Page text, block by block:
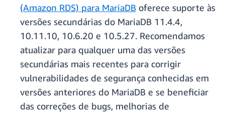
(Amazon RDS) para MariaDB oferece suporte às
versões secundárias do MariaDB 11.4.4,
10.11.10, 10.6.20 e 10.5.27. Recomendamos
atualizar para qualquer uma das versões
secundárias mais recentes para corrigir
vulnerabilidades de segurança conhecidas em
versões anteriores do MariaDB e se beneficiar
das correções de bugs, melhorias de